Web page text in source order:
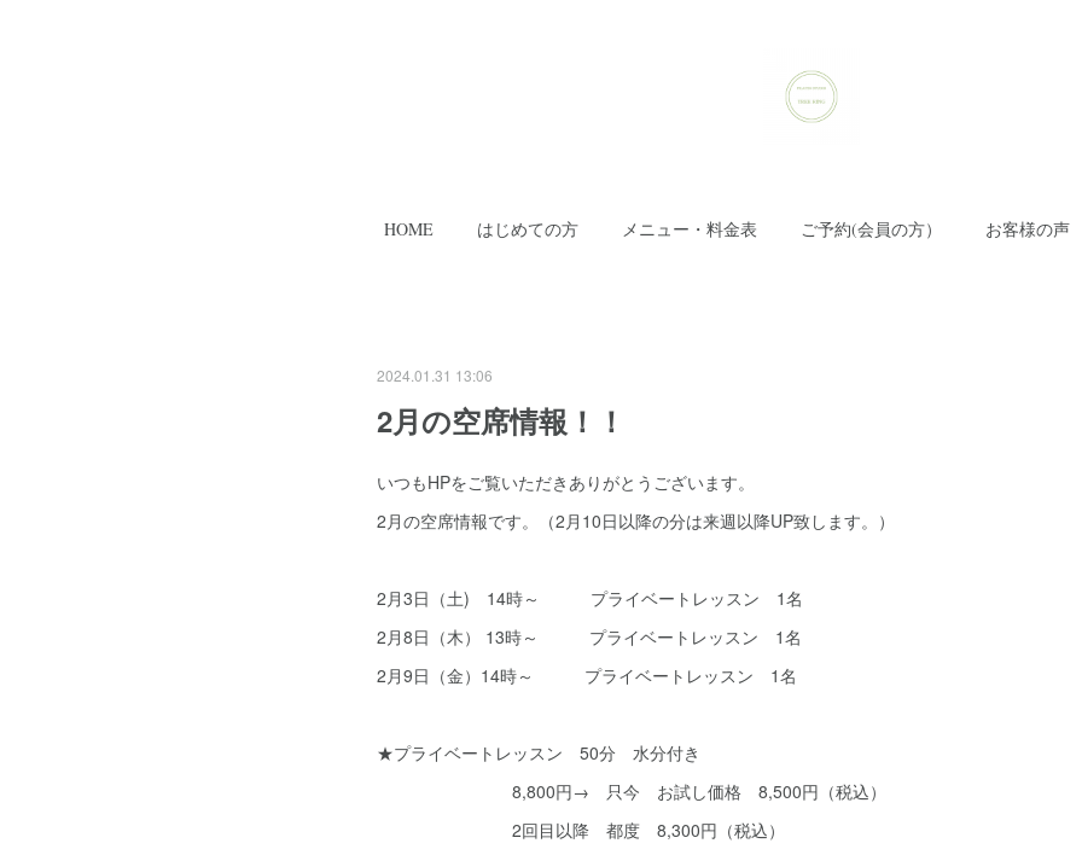
HOME はじめての方 メニュー・料金表 ご予約(会員の方） お客様の声
2024.01.31 13:06
2月の空席情報！！
いつもHPをご覧いただきありがとうございます。
2月の空席情報です。（2月10日以降の分は来週以降UP致します。）
2月3日（土) 14時～ プライベートレッスン 1名
2月8日（木） 13時～ プライベートレッスン 1名
2月9日（金）14時～ プライベートレッスン 1名
★プライベートレッスン 50分 水分付き
8,800円→ 只今 お試し価格 8,500円（税込）
2回目以降 都度 8,300円（税込）